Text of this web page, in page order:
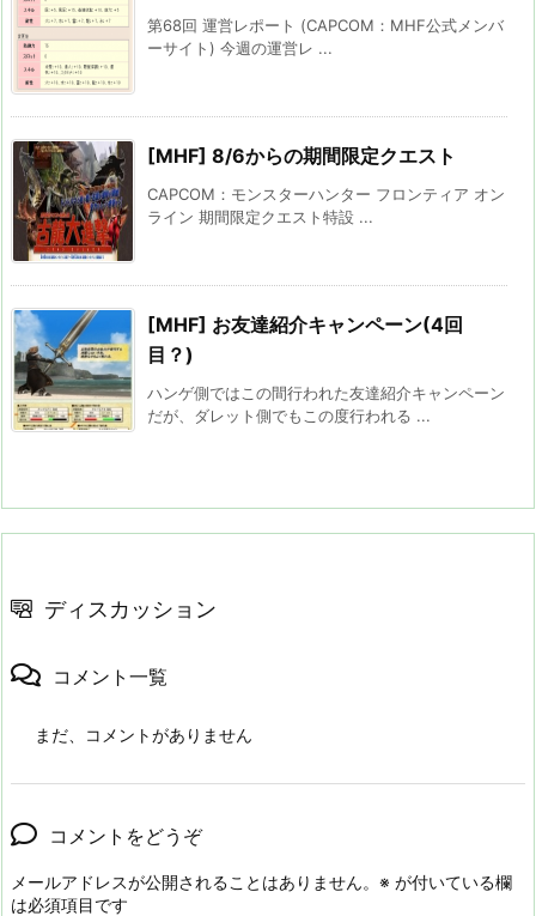
第68回 運営レポート (CAPCOM：MHF公式メンバ
ーサイト) 今週の運営レ ...
[MHF] 8/6からの期間限定クエスト
CAPCOM：モンスターハンター フロンティア オン
ライン 期間限定クエスト特設 ...
[MHF] お友達紹介キャンペーン(4回
目？)
ハンゲ側ではこの間行われた友達紹介キャンペーン
だが、ダレット側でもこの度行われる ...
ディスカッション
コメント一覧
まだ、コメントがありません
コメントをどうぞ
メールアドレスが公開されることはありません。 ※ が付いている欄
は必須項目です